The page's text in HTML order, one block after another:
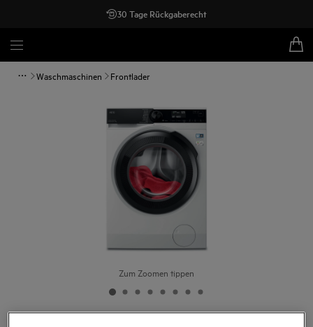
30 Tage Rückgaberecht
Waschmaschinen Frontlader
Zum Zoomen tippen